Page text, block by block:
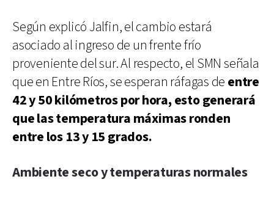
Según explicó Jalfin, el cambio estará
asociado al ingreso de un frente frío
proveniente del sur. Al respecto, el SMN señala
que en Entre Ríos, se esperan ráfagas de entre
42 y 50 kilómetros por hora, esto generará
que las temperatura máximas ronden
entre los 13 y 15 grados.
Ambiente seco y temperaturas normales